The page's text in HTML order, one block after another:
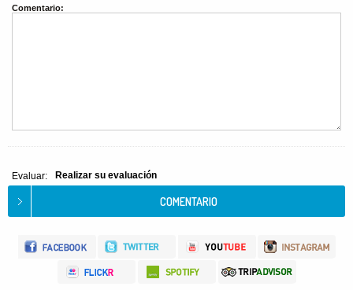
Comentario:
Evaluar: Realizar su evaluación